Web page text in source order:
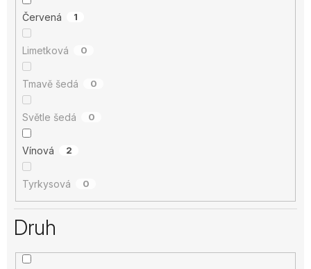
Červená 1
Limetková 0
Tmavě šedá 0
Světle šedá 0
Vínová 2
Tyrkysová 0
Druh